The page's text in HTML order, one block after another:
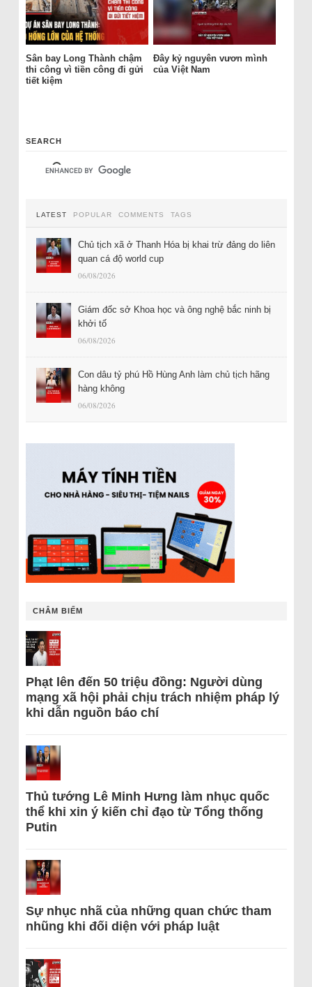
Sân bay Long Thành chậm
thi công vì tiền công đi gửi
tiết kiệm
Đây kỷ nguyên vươn mình
của Việt Nam
SEARCH
LATEST POPULAR COMMENTS TAGS
Chủ tịch xã ở Thanh Hóa bị khai trừ đảng do liên
quan cá độ world cup
06/08/2026
Giám đốc sở Khoa học và ông nghệ bắc ninh bị
khởi tố
06/08/2026
Con dâu tỷ phú Hồ Hùng Anh làm chủ tịch hãng
hàng không
06/08/2026
CHÂM BIẾM
Phạt lên đến 50 triệu đồng: Người dùng
mạng xã hội phải chịu trách nhiệm pháp lý
khi dẫn nguồn báo chí
Thủ tướng Lê Minh Hưng làm nhục quốc
thể khi xin ý kiến chỉ đạo từ Tổng thống
Putin
Sự nhục nhã của những quan chức tham
nhũng khi đối diện với pháp luật